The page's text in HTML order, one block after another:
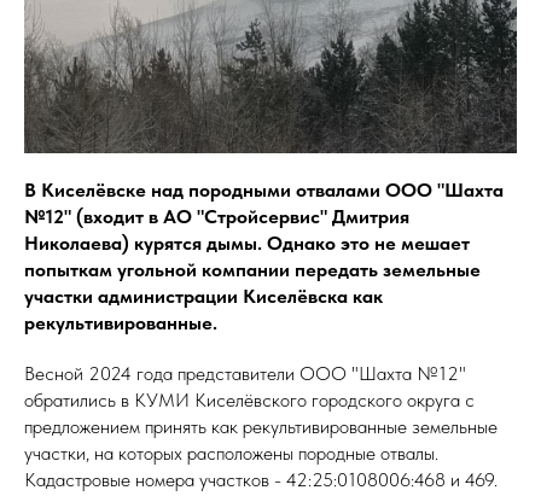
В Киселёвске над породными отвалами ООО "Шахта
№12" (входит в АО "Стройсервис" Дмитрия
Николаева) курятся дымы. Однако это не мешает
попыткам угольной компании передать земельные
участки администрации Киселёвска как
рекультивированные.
Весной 2024 года представители ООО "Шахта №12"
обратились в КУМИ Киселёвского городского округа с
предложением принять как рекультивированные земельные
участки, на которых расположены породные отвалы.
Кадастровые номера участков - 42:25:0108006:468 и 469.